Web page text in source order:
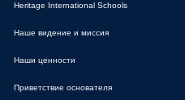
Heritage International Schools
Наше видение и миссия
Наши ценности
Приветствие основателя